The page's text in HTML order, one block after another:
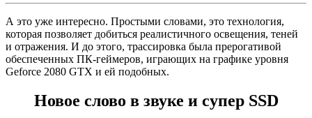
А это уже интересно. Простыми словами, это технология,
которая позволяет добиться реалистичного освещения, теней
и отражения. И до этого, трассировка была прерогативой
обеспеченных ПК-геймеров, играющих на графике уровня
Geforce 2080 GTX и ей подобных.
Новое слово в звуке и супер SSD